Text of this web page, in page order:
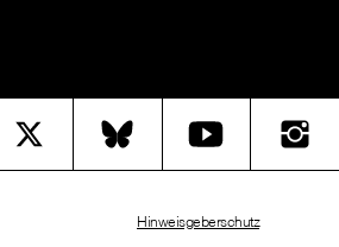
Hinweisgeberschutz